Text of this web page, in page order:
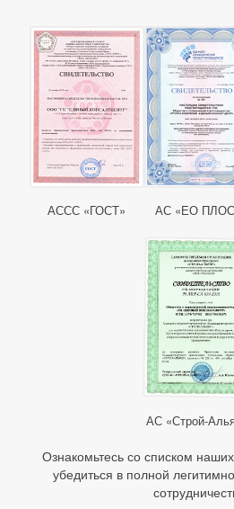
АССС «ГОСТ» АС «ЕО
АС «Строй-
Ознакомьтесь со списком
убедиться в полной